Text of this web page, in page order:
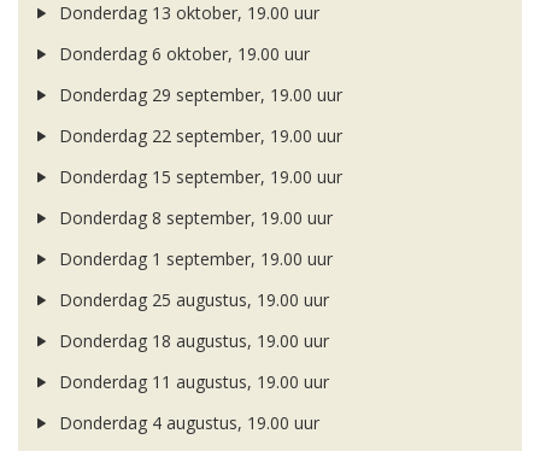
Donderdag 13 oktober, 19.00 uur
Donderdag 6 oktober, 19.00 uur
Donderdag 29 september, 19.00 uur
Donderdag 22 september, 19.00 uur
Donderdag 15 september, 19.00 uur
Donderdag 8 september, 19.00 uur
Donderdag 1 september, 19.00 uur
Donderdag 25 augustus, 19.00 uur
Donderdag 18 augustus, 19.00 uur
Donderdag 11 augustus, 19.00 uur
Donderdag 4 augustus, 19.00 uur